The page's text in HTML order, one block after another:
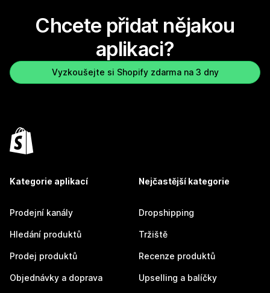
Chcete přidat nějakou
aplikaci?
Vyzkoušejte si Shopify zdarma na 3 dny
Kategorie aplikací
Prodejní kanály
Hledání produktů
Prodej produktů
Objednávky a doprava
Nejčastější kategorie
Dropshipping
Tržiště
Recenze produktů
Upselling a balíčky